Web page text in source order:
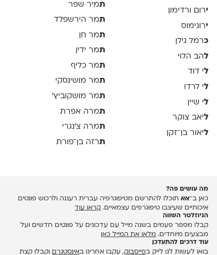
ירום ורדימון
ירונימוס
כרמל גילן
להב הלוי
לי דוד
לי לרדו
לי שיין
ליאב צוקר
ליאור בן־זקן
תמיר שפר
תמר הירשפלד
תמר חן
תמר ידין
תמר כליף
תמר מושינסקי
תמר מושקוביץ'
תמרה אפרת
תמרה צ׳נגרי
תרזה בן־פורת
מה עושים פה?
כאן ב־אאאתוכלו להתרשם מטיפוגרפיה עברית רעננה ולרכוש פונטים
איכותיים שעיצבו טיפוגרפים עצמאיים. קראו עוד
הניוזלטר השווה
קבלו מספר פעמים בשנה מייל עם עדכונים על פונטים חדשים ועל
מבצעים מיוחדים. מלאו את המייל כאן
עוד דרכים להתעדכן
בואו לעשות לנו לייק בפייסבוק, עקבו אחרינו באינסטגרם וקבלו קצת